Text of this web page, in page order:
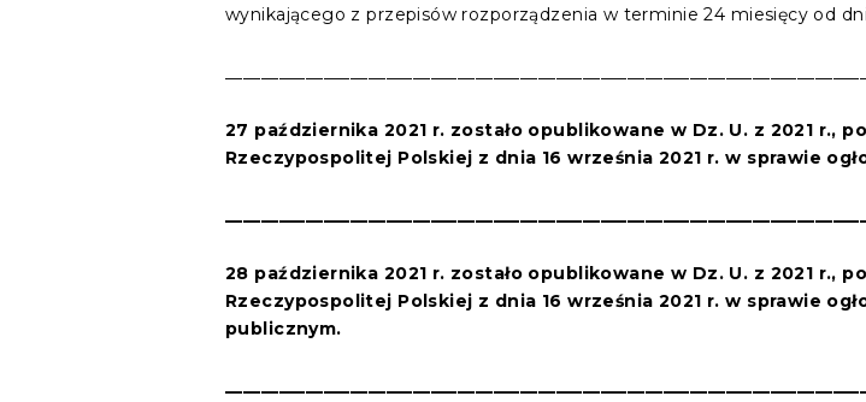
wynikającego z przepisów rozporządzenia w terminie 24 miesięcy od
27 października 2021 r. zostało opublikowane w Dz. U. z 2021 r.,
Rzeczypospolitej Polskiej z dnia 16 września 2021 r. w sprawie
28 października 2021 r. zostało opublikowane w Dz. U. z 2021 r.,
Rzeczypospolitej Polskiej z dnia 16 września 2021 r. w sprawie
publicznym.